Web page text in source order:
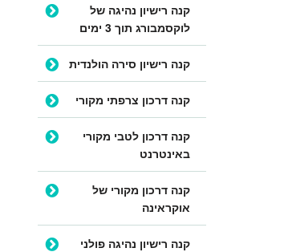
קנה רישיון נהיגה של
לוקסמבורג תוך 3 ימים
קנה רישיון סירה הולנדית
קנה דרכון צרפתי מקורי
קנה דרכון לטבי מקורי
באינטרנט
קנה דרכון מקורי של
אוקראינה
קנה רישיון נהיגה פולני